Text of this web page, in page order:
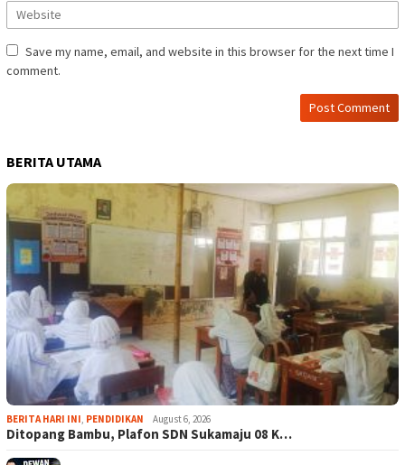
Save my name, email, and website in this browser for the next time I
comment.
BERITA UTAMA
BERITA HARI INI, PENDIDIKAN August 6, 2026
Ditopang Bambu, Plafon SDN Sukamaju 08 K…